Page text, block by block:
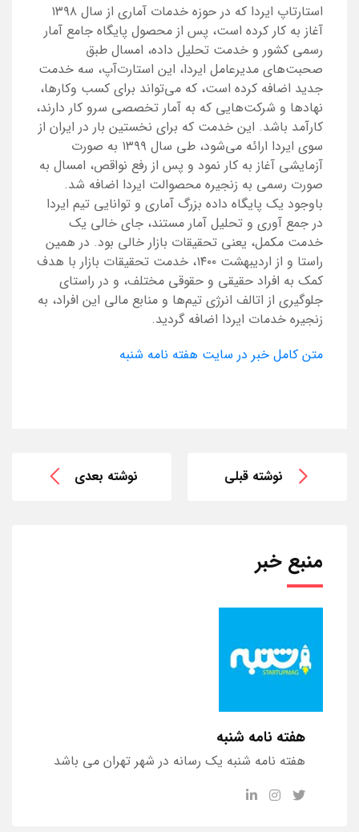
استارتاپ ایردا که در حوزه خدمات آماری از سال ۱۳۹۸
آغاز به کار کرده است، پس از محصول پایگاه جامع آمار
رسمی کشور و خدمت تحلیل داده، امسال طبق
صحبت‌های مدیرعامل ایردا، این استارت‌آپ، سه خدمت
جدید اضافه کرده است، که می‌تواند برای کسب وکارها،
نهادها و شرکت‌هایی که به آمار تخصصی سرو کار دارند،
کارآمد باشد. این خدمت که برای نخستین بار در ایران از
سوی ایردا ارائه می‌شود، طی سال ۱۳۹۹ به صورت
آزمایشی آغاز به کار نمود و پس از رفع نواقص، امسال به
صورت رسمی به زنجیره محصوالت ایردا اضافه شد.
باوجود یک پایگاه داده بزرگ آماری و توانایی تیم ایردا
در جمع آوری و تحلیل آمار مستند، جای خالی یک
خدمت مکمل، یعنی تحقیقات بازار خالی بود. در همین
راستا و از اردیبهشت ۱۴۰۰، خدمت تحقیقات بازار با هدف
کمک به افراد حقیقی و حقوقی مختلف، و در راستای
جلوگیری از اتالف انرژی تیم‌ها و منابع مالی این افراد، به
زنجیره خدمات ایردا اضافه گردید.
متن کامل خبر در سایت هفته نامه شنبه
نوشته قبلی نوشته بعدی
منبع خبر
هفته نامه شنبه
هفته نامه شنبه یک رسانه در شهر تهران می باشد